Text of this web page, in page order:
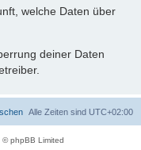
welche Daten über
deiner Daten
Alle Zeiten sind UTC+02:00
© phpBB Limited